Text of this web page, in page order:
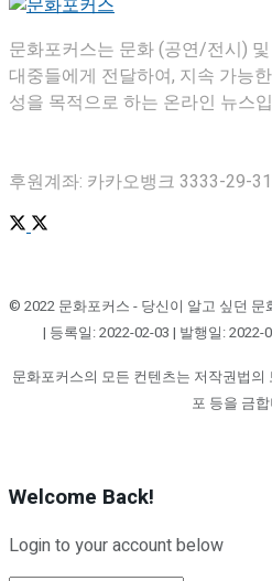
문화포커스는 문화 (공연/전시)
대중들에게 전달하여, 지속 가능
성을 목적으로 하는 온라인 뉴스
후원계좌: 카카오뱅크 3333-29-
© 2022 문화포커스 - 당신이 알고 싶던 문
| 등록일: 2022-02-03 | 발행일:
문화포커스의 모든 컨텐츠는 저작권법
포 등을 금
Welcome Back!
Login to your account below